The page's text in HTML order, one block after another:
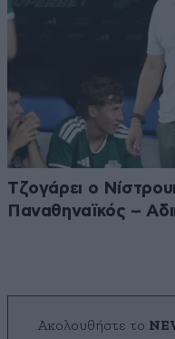
Τζογάρει ο
Παναθηναϊκός –
Ακολουθήστε το